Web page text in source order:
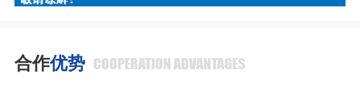
合作优势 COOPERATION ADVANTAGES